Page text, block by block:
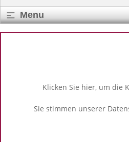
Menu
Klicken Sie hier, um die
Sie stimmen unserer